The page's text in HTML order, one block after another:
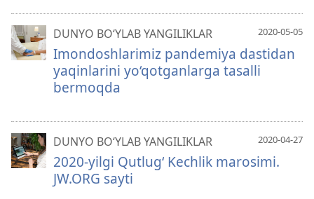
2020-05-05
DUNYO BO‘YLAB YANGILIKLAR
Imondoshlarimiz pandemiya dastidan
yaqinlarini yo‘qotganlarga tasalli
bermoqda
2020-04-27
DUNYO BO‘YLAB YANGILIKLAR
2020-yilgi Qutlug‘ Kechlik marosimi.
JW.ORG sayti